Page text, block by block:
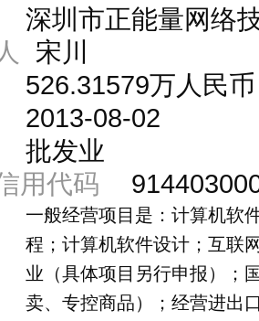
深圳市正能量网络
宋川
526.31579万人民币
2013-08-02
批发业
用代码
一般经营项目是：计算机软
程；计算机软件设计；互联
业（具体项目另行申报）；
卖、专控商品）；经营进出